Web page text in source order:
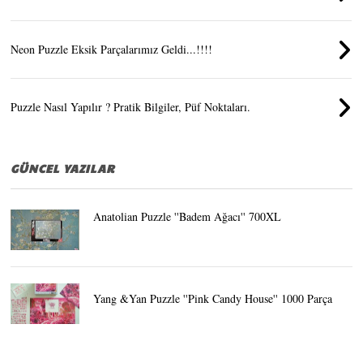
Neon Puzzle Eksik Parçalarımız Geldi...!!!!
Puzzle Nasıl Yapılır ? Pratik Bilgiler, Püf Noktaları.
GÜNCEL YAZILAR
Anatolian Puzzle ''Badem Ağacı'' 700XL
Yang &Yan Puzzle ''Pink Candy House'' 1000 Parça